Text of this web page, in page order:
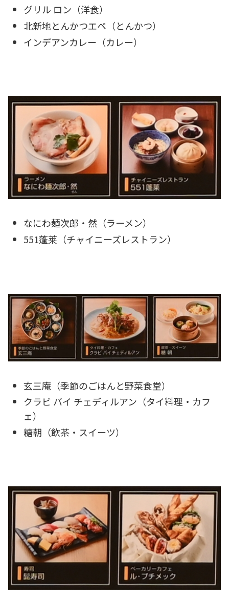
グリル ロン（洋食）
北新地とんかつエペ（とんかつ）
インデアンカレー（カレー）
なにわ麺次郎・然（ラーメン）
551蓬莱（チャイニーズレストラン）
玄三庵（季節のごはんと野菜食堂）
クラビ バイ チェディルアン（タイ料理・カフ
ェ）
糖朝（飲茶・スイーツ）